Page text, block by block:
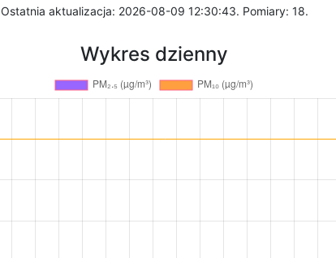
Ostatnia aktualizacja: 2026-08-09 12:30:43. Pomiary: 18.
Wykres dzienny